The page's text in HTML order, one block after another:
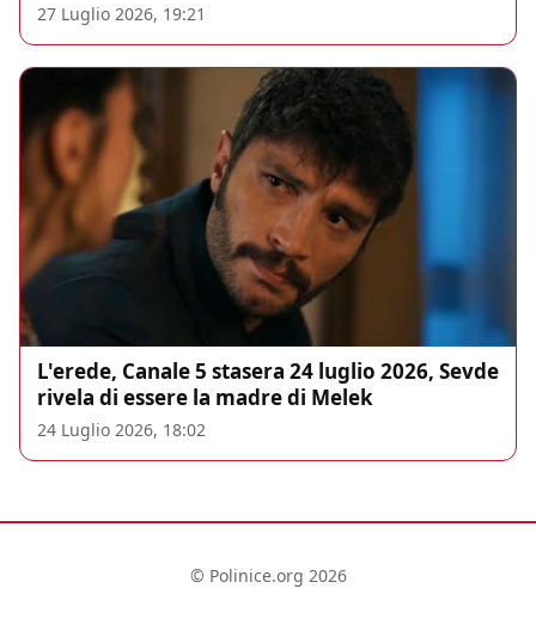
27 Luglio 2026, 19:21
L'erede, Canale 5 stasera 24 luglio 2026, Sevde
rivela di essere la madre di Melek
24 Luglio 2026, 18:02
© Polinice.org 2026